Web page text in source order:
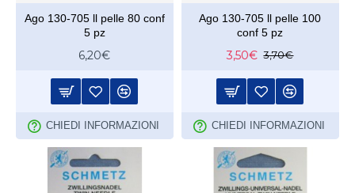
Ago 130-705 ll pelle 80 conf
5 pz
6,20€
CHIEDI INFORMAZIONI
Ago 130-705 ll pelle 100
conf 5 pz
3,50€ 3,70€
CHIEDI INFORMAZIONI